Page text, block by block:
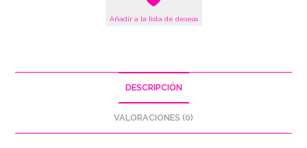
Añadir a la lista de deseos
DESCRIPCIÓN
VALORACIONES (0)